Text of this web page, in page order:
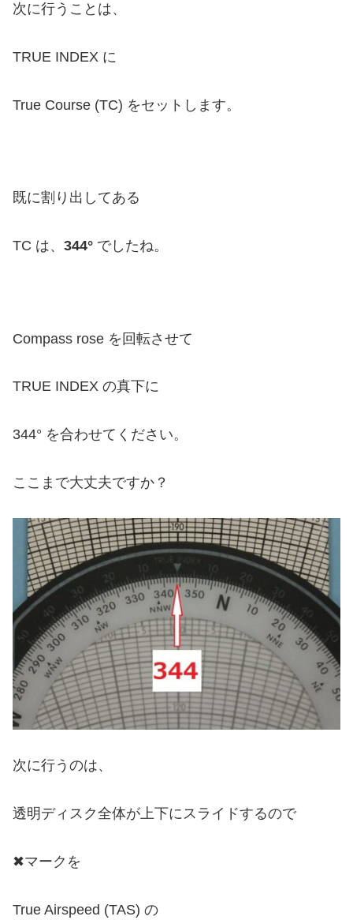
次に行うことは、
TRUE INDEX に
True Course (TC) をセットします。
既に割り出してある
TC は、 344° でしたね。
Compass rose を回転させて
TRUE INDEX の真下に
344° を合わせてください。
ここまで大丈夫ですか？
次に行うのは、
透明ディスク全体が上下にスライドするので
✖︎マークを
True Airspeed (TAS) の